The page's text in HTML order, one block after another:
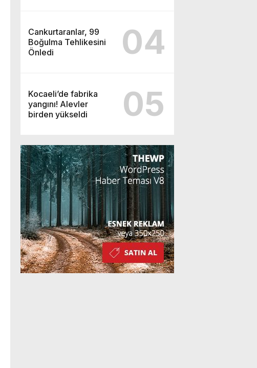
Cankurtaranlar, 99
Boğulma Tehlikesini
Önledi
04
Kocaeli’de fabrika
yangını! Alevler
birden yükseldi
05